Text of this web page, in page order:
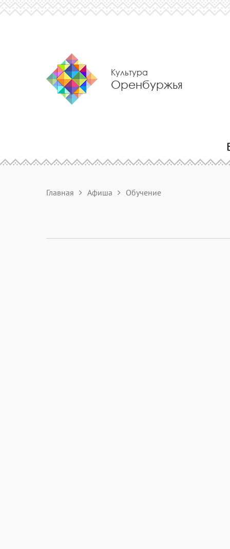
Культура
Оренбуржья
Главная Афиша Обучение